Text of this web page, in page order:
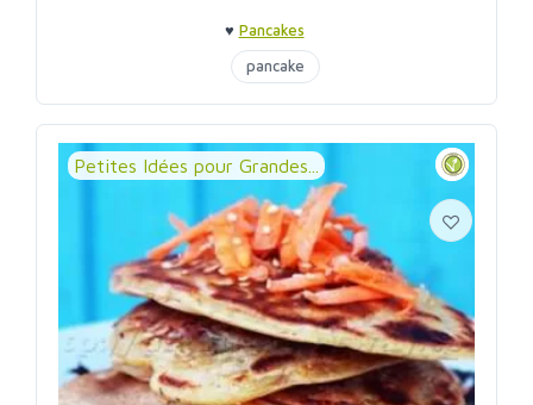
♥ Pancakes
pancake
Petites Idées pour Grandes...